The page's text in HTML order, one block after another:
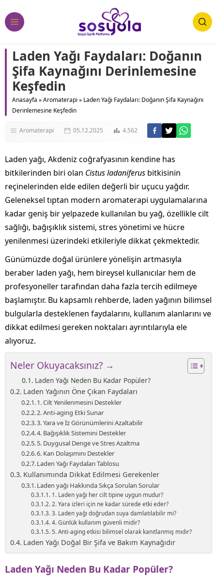
Laden Yağı Faydaları: Doğanın
Şifa Kaynağını Derinlemesine
Keşfedin
Anasayfa »Aromaterapi » Laden Yağı Faydaları: Doğanın Şifa Kaynağını
Derinlemesine Keşfedin
Aromaterapi 05.12.2025 4.562
Laden yağı, Akdeniz coğrafyasının kendine has
bitkilerinden biri olan Cistus ladaniferus bitkisinin
reçinelerinden elde edilen değerli bir uçucu yağdır.
Geleneksel tıptan modern aromaterapi uygulamalarına
kadar geniş bir yelpazede kullanılan bu yağ, özellikle cilt
sağlığı, bağışıklık sistemi, stres yönetimi ve hücre
yenilenmesi üzerindeki etkileriyle dikkat çekmektedir.
Günümüzde doğal ürünlere yönelişin artmasıyla
beraber laden yağı, hem bireysel kullanıcılar hem de
profesyoneller tarafından daha fazla tercih edilmeye
başlamıştır. Bu kapsamlı rehberde, laden yağının bilimsel
bulgularla desteklenen faydalarını, kullanım alanlarını ve
dikkat edilmesi gereken noktaları ayrıntılarıyla ele
alıyoruz.
Neler Okuyacaksınız? →
Laden Yağı Neden Bu Kadar Popüler?
Laden Yağının Öne Çıkan Faydaları
1. Cilt Yenilenmesini Destekler
2. Anti-aging Etki Sunar
3. Yara ve İz Görünümlerini Azaltabilir
4. Bağışıklık Sistemini Destekler
5. Duygusal Denge ve Stres Azaltma
6. Kan Dolaşımını Destekler
Laden Yağı Faydaları Tablosu
Kullanımında Dikkat Edilmesi Gerekenler
Laden yağı Hakkında Sıkça Sorulan Sorular
1. Laden yağı her cilt tipine uygun mudur?
2. Yara izleri için ne kadar sürede etki eder?
3. Laden yağı doğrudan suya damlatılabilir mi?
4. Günlük kullanım güvenli midir?
5. Anti-aging etkisi bilimsel olarak kanıtlanmış mıdır?
Laden Yağı Doğal Bir Şifa ve Bakım Kaynağıdır
Laden Yağı Neden Bu Kadar Popüler?